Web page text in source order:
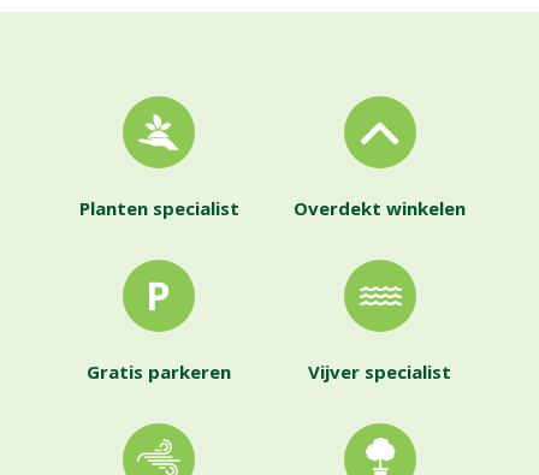
Planten specialist Overdekt winkelen
Gratis parkeren Vijver specialist